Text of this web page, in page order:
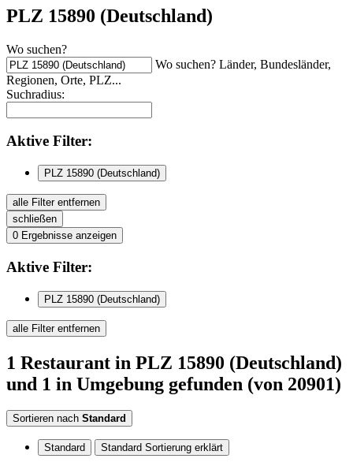
PLZ 15890 (Deutschland)
Wo suchen?
Wo suchen? Länder, Bundesländer,
Regionen, Orte, PLZ...
Suchradius:
Aktive Filter:
PLZ 15890 (Deutschland)
alle Filter entfernen
schließen
0 Ergebnisse anzeigen
Aktive Filter:
PLZ 15890 (Deutschland)
alle Filter entfernen
1 Restaurant in PLZ 15890 (Deutschland)
und 1 in Umgebung gefunden (von 20901)
Sortieren nach Standard
Standard Standard Sortierung erklärt